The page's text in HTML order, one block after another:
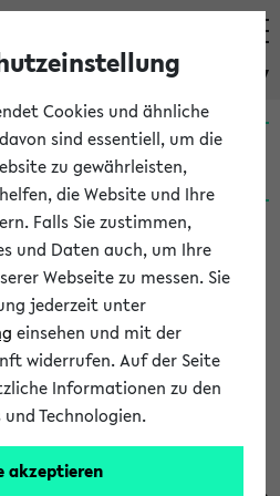
eKVV
(S)
ist es, den Teilnehmern die
Texte (Kapitel aus
befindliche Aufsätze und
aus Masterarbeiten) aus
Cookies und ähnliche
sind essentiell, um die
zu gewährleisten,
die Website und Ihre
Falls Sie zustimmen,
und Daten auch, um Ihre
Webseite zu messen. Sie
jederzeit unter
einsehen und mit der
widerrufen. Auf der Seite
Informationen zu den
Technologien.
akzeptieren